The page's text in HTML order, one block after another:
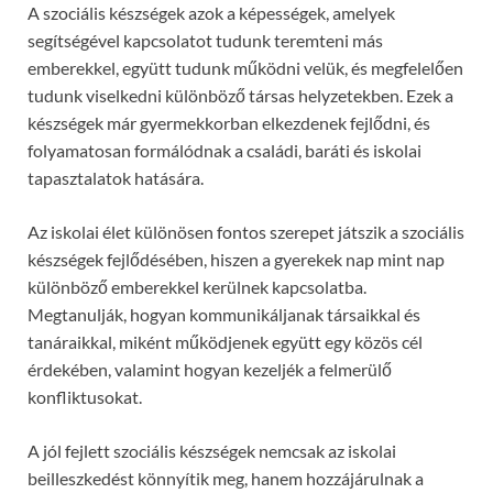
A szociális készségek azok a képességek, amelyek
segítségével kapcsolatot tudunk teremteni más
emberekkel, együtt tudunk működni velük, és megfelelően
tudunk viselkedni különböző társas helyzetekben. Ezek a
készségek már gyermekkorban elkezdenek fejlődni, és
folyamatosan formálódnak a családi, baráti és iskolai
tapasztalatok hatására.
Az iskolai élet különösen fontos szerepet játszik a szociális
készségek fejlődésében, hiszen a gyerekek nap mint nap
különböző emberekkel kerülnek kapcsolatba.
Megtanulják, hogyan kommunikáljanak társaikkal és
tanáraikkal, miként működjenek együtt egy közös cél
érdekében, valamint hogyan kezeljék a felmerülő
konfliktusokat.
A jól fejlett szociális készségek nemcsak az iskolai
beilleszkedést könnyítik meg, hanem hozzájárulnak a